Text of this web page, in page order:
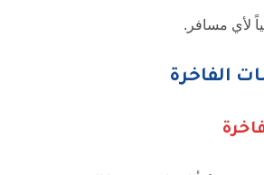
لأي مسافر.
الفاخرة